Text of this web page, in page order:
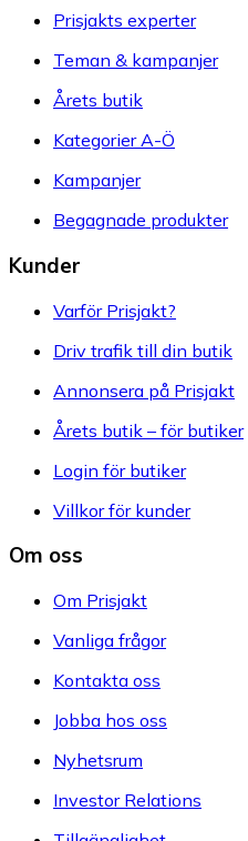
Prisjakts experter
Teman & kampanjer
Årets butik
Kategorier A-Ö
Kampanjer
Begagnade produkter
Kunder
Varför Prisjakt?
Driv trafik till din butik
Annonsera på Prisjakt
Årets butik – för butiker
Login för butiker
Villkor för kunder
Om oss
Om Prisjakt
Vanliga frågor
Kontakta oss
Jobba hos oss
Nyhetsrum
Investor Relations